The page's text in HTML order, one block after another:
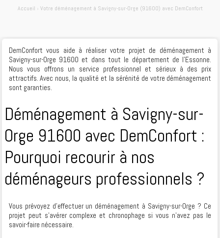
Accueil › Votre déménagement à Savigny-sur-Orge (91600) avec DemConfort
DemConfort vous aide à réaliser votre projet de déménagement à
Savigny-sur-Orge 91600 et dans tout le département de l’Essonne.
Nous vous offrons un service professionnel et sérieux à des prix
attractifs. Avec nous, la qualité et la sérénité de votre déménagement
sont garanties.
Déménagement à Savigny-sur-
Orge 91600 avec DemConfort :
Pourquoi recourir à nos
déménageurs professionnels ?
Vous prévoyez d’effectuer un déménagement à Savigny-sur-Orge ? Ce
projet peut s’avérer complexe et chronophage si vous n’avez pas le
savoir-faire nécessaire.